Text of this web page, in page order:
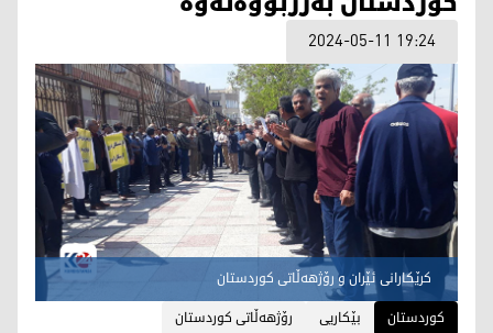
2024-05-11 19:24
کرێکارانی ئێران و رۆژهەڵاتی کوردستان
کوردستان
بێکاریی رۆژهەڵاتی کوردستان